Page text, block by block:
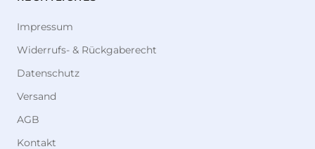
Impressum
Widerrufs- & Rückgaberecht
Datenschutz
Versand
AGB
Kontakt